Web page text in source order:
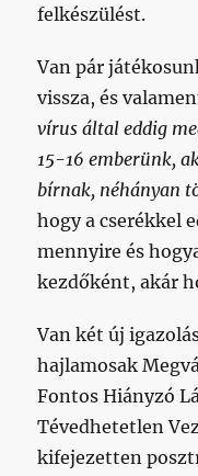
felkészülést.
Van pár
vissza, és
vírus által eddig
15-16 emberünk,
bírnak, néhányan
hogy a cserékkel
mennyire és
kezdőként, akár
Van két új
hajlamosak
Fontos Hiányzó
Tévedhetetlen
kifejezetten